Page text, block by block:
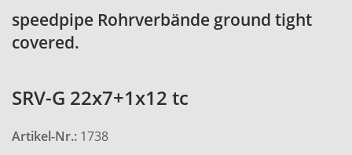
speedpipe Rohrverbände ground tight
covered.
SRV-G 22x7+1x12 tc
Artikel-Nr.: 1738